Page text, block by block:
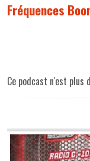
Fréquences
Ce podcast n'est